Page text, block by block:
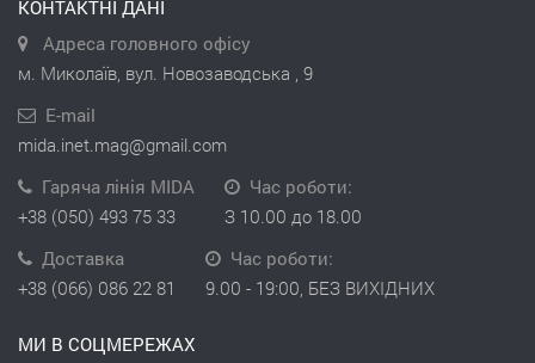
КОНТАКТНІ ДАНІ
Адреса головного офісу
м. Миколаїв, вул. Новозаводська , 9
E-mail
mida.inet.mag@gmail.com
Гаряча лінія MIDA
+38 (050) 493 75 33
Час роботи:
З 10.00 до 18.00
Доставка
+38 (066) 086 22 81
Час роботи:
9.00 - 19:00, БЕЗ ВИХІДНИХ
МИ В СОЦМЕРЕЖАХ